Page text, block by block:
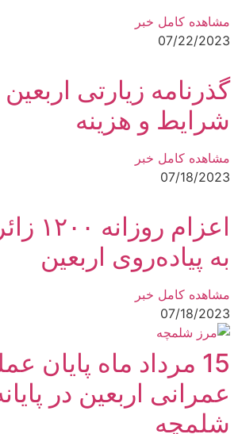
مشاهده کامل خبر
07/22/2023
گذرنامه‌ زیارتی
شرایط و هزینه
مشاهده کامل خبر
07/18/2023
اعزام
به پیاده‌روی اربعین
مشاهده کامل خبر
07/18/2023
15 مرداد ماه پایان
عمرانی اربعین در
شلمچه